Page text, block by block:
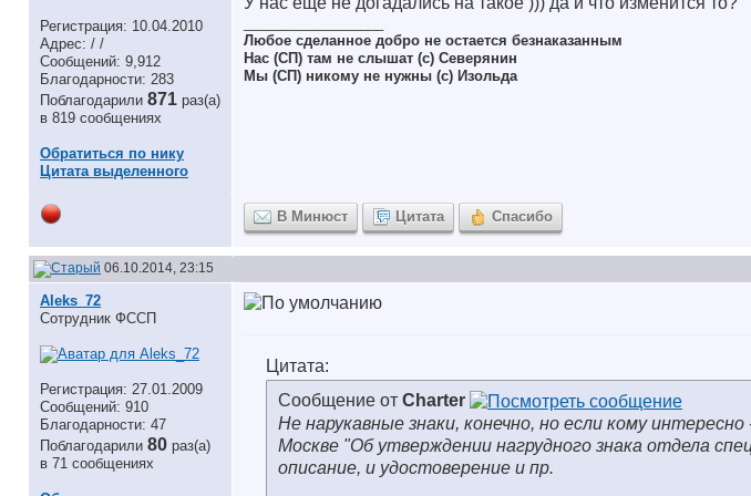
Регистрация: 10.04.2010
Адрес: / /
Сообщений: 9,912
Благодарности: 283
Поблагодарили 871 раз(а)
в 819 сообщениях
Обратиться по нику
Цитата выделенного
Любое сделанное добро не остается безнаказанным
Нас (СП) там не слышат (с) Северянин
Мы (СП) никому не нужны (с) Изольда
В Минюст Цитата Спасибо
06.10.2014, 23:15
Aleks_72
Сотрудник ФССП
Регистрация: 27.01.2009
Сообщений: 910
Благодарности: 47
Поблагодарили 80 раз(а)
в 71 сообщениях
Цитата:
Сообщение от Charter
Не нарукавные знаки, конечно, но если кому
Москве "Об утверждении нагрудного знака отдела
описание, и удостоверение и пр.